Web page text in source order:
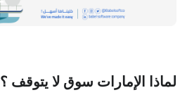
لماذا الإمارات سوق لا يتوقف ؟